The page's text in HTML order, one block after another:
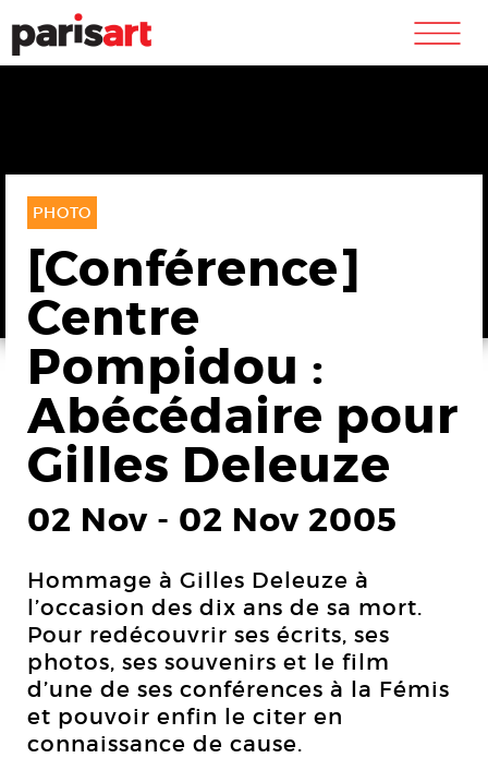
m
PHOTO
[Conférence]
Centre
Pompidou :
Abécédaire pour
Gilles Deleuze
02 Nov - 02 Nov 2005
Hommage à Gilles Deleuze à
l’occasion des dix ans de sa mort.
Pour redécouvrir ses écrits, ses
photos, ses souvenirs et le film
d’une de ses conférences à la Fémis
et pouvoir enfin le citer en
connaissance de cause.